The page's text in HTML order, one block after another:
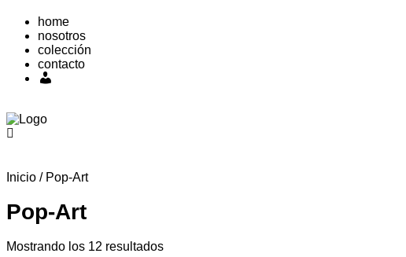
home
nosotros
colección
contacto
Inicio / Pop-Art
Pop-Art
Mostrando los 12 resultados